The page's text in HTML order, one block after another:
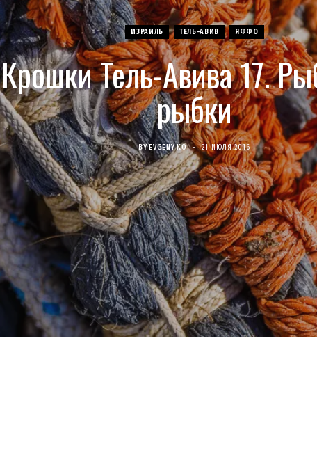
ИЗРАИЛЬ ТЕЛЬ-АВИВ ЯФФО
Крошки Тель-Авива 17.
рыбки
BY EVGENY KO 21 ИЮЛЯ 2016